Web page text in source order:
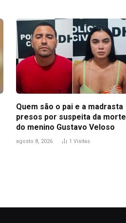
Quem são o pai e a madrasta
presos por suspeita da morte
do menino Gustavo Veloso
agosto 8, 2026 1 Visitas